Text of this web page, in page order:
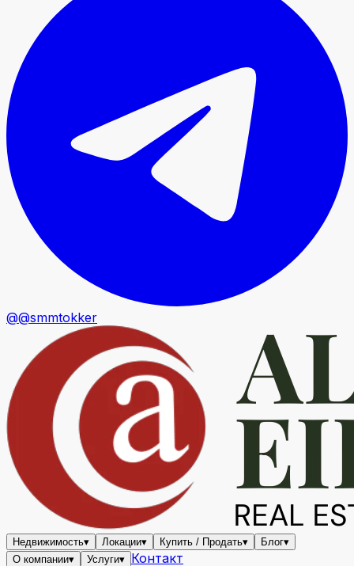
@@smmtokker
Недвижимость▾ Локации▾ Купить / Продать▾ Блог▾
О компании▾ Услуги▾ Контакт